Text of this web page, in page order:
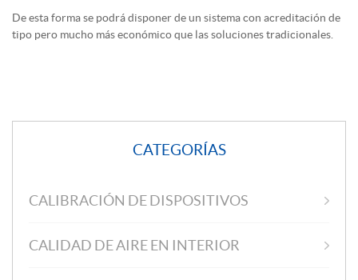
De esta forma se podrá disponer de un sistema con acreditación de
tipo pero mucho más económico que las soluciones tradicionales.
CATEGORÍAS
CALIBRACIÓN DE DISPOSITIVOS
CALIDAD DE AIRE EN INTERIOR